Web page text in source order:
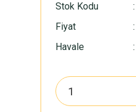
Stok Kodu
Fiyat
Havale